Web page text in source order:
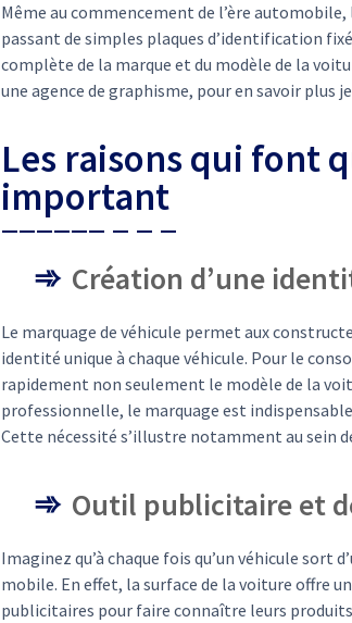
Même au commencement de l’ère
passant de simples plaques d’identification
complète de la marque et du modèle de la
une agence de graphisme, pour en savoir plus
Les raisons qui font
important
Création d’une
Le marquage de véhicule permet aux
identité unique à chaque véhicule. Pour le
rapidement non seulement le modèle de la
professionnelle, le marquage est
Cette nécessité s’illustre notamment au sein
Outil publicitaire et
Imaginez qu’à chaque fois qu’un véhicule
mobile. En effet, la surface de la voiture offre
publicitaires pour faire connaître leurs